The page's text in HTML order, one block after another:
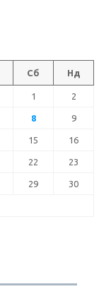
Сб Нд
1 2
8 9
15 16
22 23
29 30